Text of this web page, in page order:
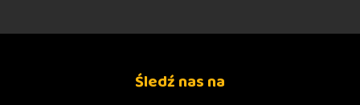
Śledź nas na